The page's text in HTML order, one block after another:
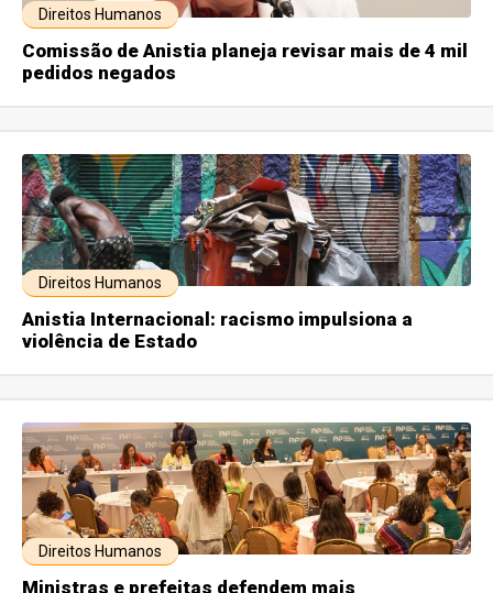
Direitos Humanos
Comissão de Anistia planeja revisar mais de 4 mil
pedidos negados
Direitos Humanos
Anistia Internacional: racismo impulsiona a
violência de Estado
Direitos Humanos
Ministras e prefeitas defendem mais